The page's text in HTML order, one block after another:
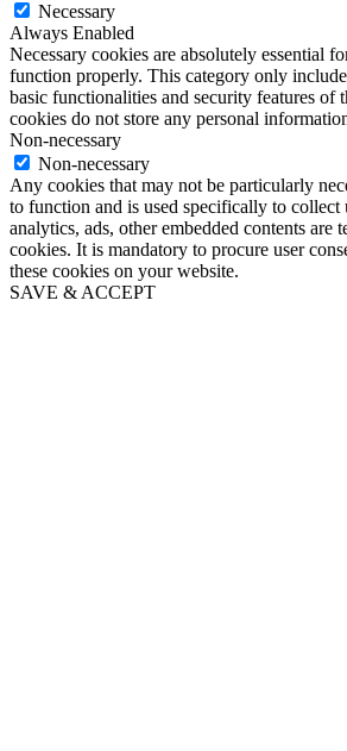
Necessary
Always Enabled
Necessary cookies are absolutely essential
function properly. This category only
basic functionalities and security features of
cookies do not store any personal
Non-necessary
Non-necessary
Any cookies that may not be particularly
to function and is used specifically to collect
analytics, ads, other embedded contents are
cookies. It is mandatory to procure user
these cookies on your website.
SAVE & ACCEPT